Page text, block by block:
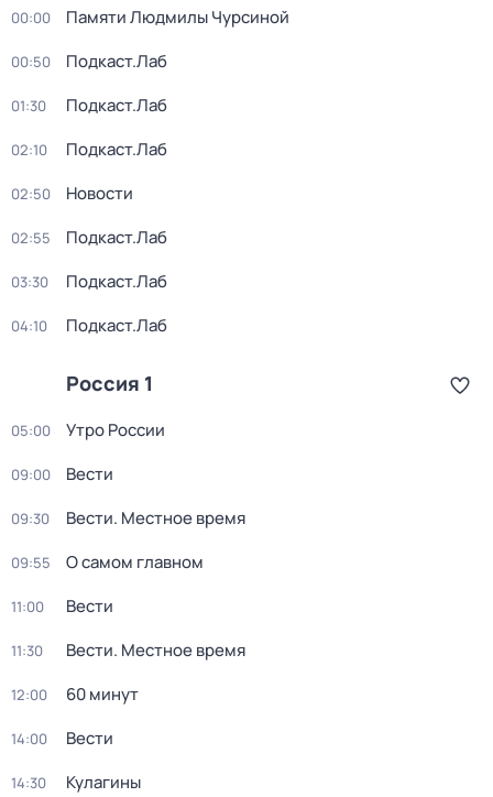
00:00 Памяти Людмилы Чурсиной
00:50 Подкаст.Лаб
01:30 Подкаст.Лаб
02:10 Подкаст.Лаб
02:50 Новости
02:55 Подкаст.Лаб
03:30 Подкаст.Лаб
04:10 Подкаст.Лаб
Россия 1
05:00 Утро России
09:00 Вести
09:30 Вести. Местное время
09:55 О самом главном
11:00 Вести
11:30 Вести. Местное время
12:00 60 минут
14:00 Вести
14:30 Кулагины